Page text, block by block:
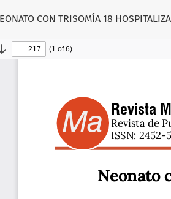
a los detalles del artículo
CON TRISOMÍA 18